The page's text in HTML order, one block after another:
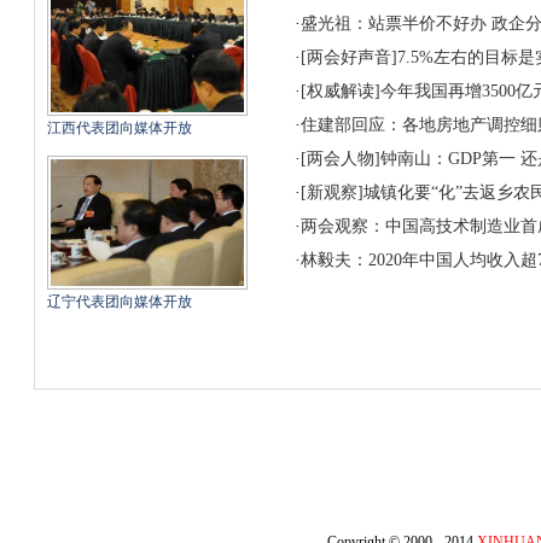
江西代表团向媒体开放
辽宁代表团向媒体开放
·盛光祖：站票半价不好办 政企
· [两会好声音]7.5%左右的目标是
· [权威解读]今年我国再增3500亿
·住建部回应：各地房地产调控
· [两会人物]钟南山：GDP第一
· [新观察]城镇化要“化”去返乡农
· 两会观察：中国高技术制造业
·林毅夫：2020年中国人均收入超